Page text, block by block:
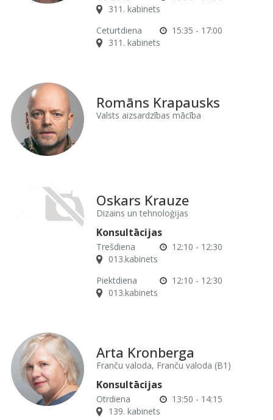
311. kabinets
Ceturtdiena
15:35 - 17:00
311. kabinets
Romāns Krapausks
Valsts aizsardzības mācība
Oskars Krauze
Dizains un tehnoloģijas
Konsultācijas
Trešdiena
12:10 - 12:30
013.kabinets
Piektdiena
12:10 - 12:30
013.kabinets
Arta Kronberga
Franču valoda, Franču valoda (B1)
Konsultācijas
Otrdiena
13:50 - 14:15
139. kabinets